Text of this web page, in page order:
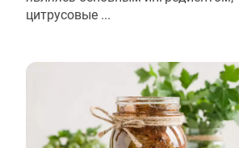
цитрусовые ...